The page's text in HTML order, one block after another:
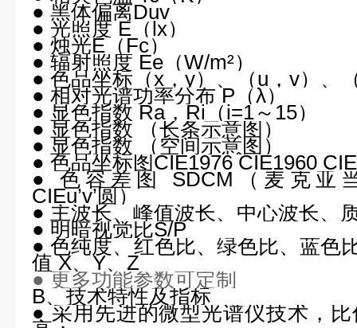
● 黑体偏离Duv
● 光照度 E（lx）
● 烛光E（Fc）
● 辐射照度 Ee（W/m²）
● 色品坐标（x，y）、（u，v）、（
● 相对光谱功率分布 P（λ）
● 显色指数 Ra，Ri（i=1～15）
● 显色指数 （长条示意图）
● 显色指数 （空间示意图）
● 色品坐标图CIE1976 CIE1960
● 色容差图 SDCM（麦克亚
CIEu’v’圆）
● 主波长、峰值波长、中心波长、
● 明暗视觉比S/P
● 色纯度、红色比、绿色比、蓝色
值 X、Y、Z
●更多功能参数可定制
B、技术特性及指标
● 采用先进的微型光谱仪技术，